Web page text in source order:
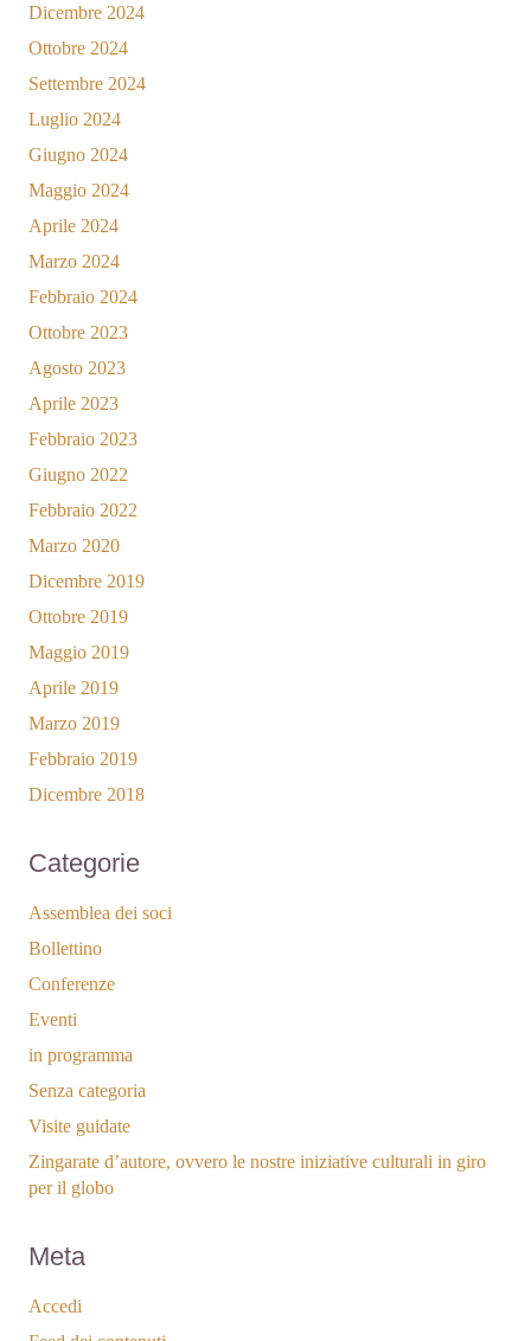
Dicembre 2024
Ottobre 2024
Settembre 2024
Luglio 2024
Giugno 2024
Maggio 2024
Aprile 2024
Marzo 2024
Febbraio 2024
Ottobre 2023
Agosto 2023
Aprile 2023
Febbraio 2023
Giugno 2022
Febbraio 2022
Marzo 2020
Dicembre 2019
Ottobre 2019
Maggio 2019
Aprile 2019
Marzo 2019
Febbraio 2019
Dicembre 2018
Categorie
Assemblea dei soci
Bollettino
Conferenze
Eventi
in programma
Senza categoria
Visite guidate
Zingarate d’autore, ovvero le nostre iniziative culturali in giro
per il globo
Meta
Accedi